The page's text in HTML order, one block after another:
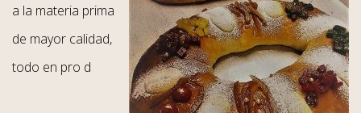
a la materia prima
de mayor calidad,
todo en pro d